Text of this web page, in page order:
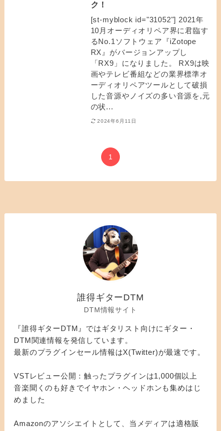
ク！
[st-myblock id="31052"] 2021年
10月オーディオリペア界に君臨す
るNo.1ソフトウェア『iZotope
RX』がバージョンアップし
「RX9」になりました。 RX9は映
画やテレビ番組などの業界標準オ
ーディオリペアツールとして破損
した音源やノイズの多い音源を,元
の状...
2024年6月11日
1
誰得ギターDTM
DTM情報サイト
『誰得ギターDTM』ではギタリスト向けにギター・
DTM関連情報を発信しています。
最新のプラグインセール情報はX(Twitter)が最速です。
VSTレビュー公開：触ったプラグインは1,000個以上
音楽聞くのも好きでイヤホン・ヘッドホンも集めはじ
めました
Amazonのアソシエイトとして、当メディアは適格販